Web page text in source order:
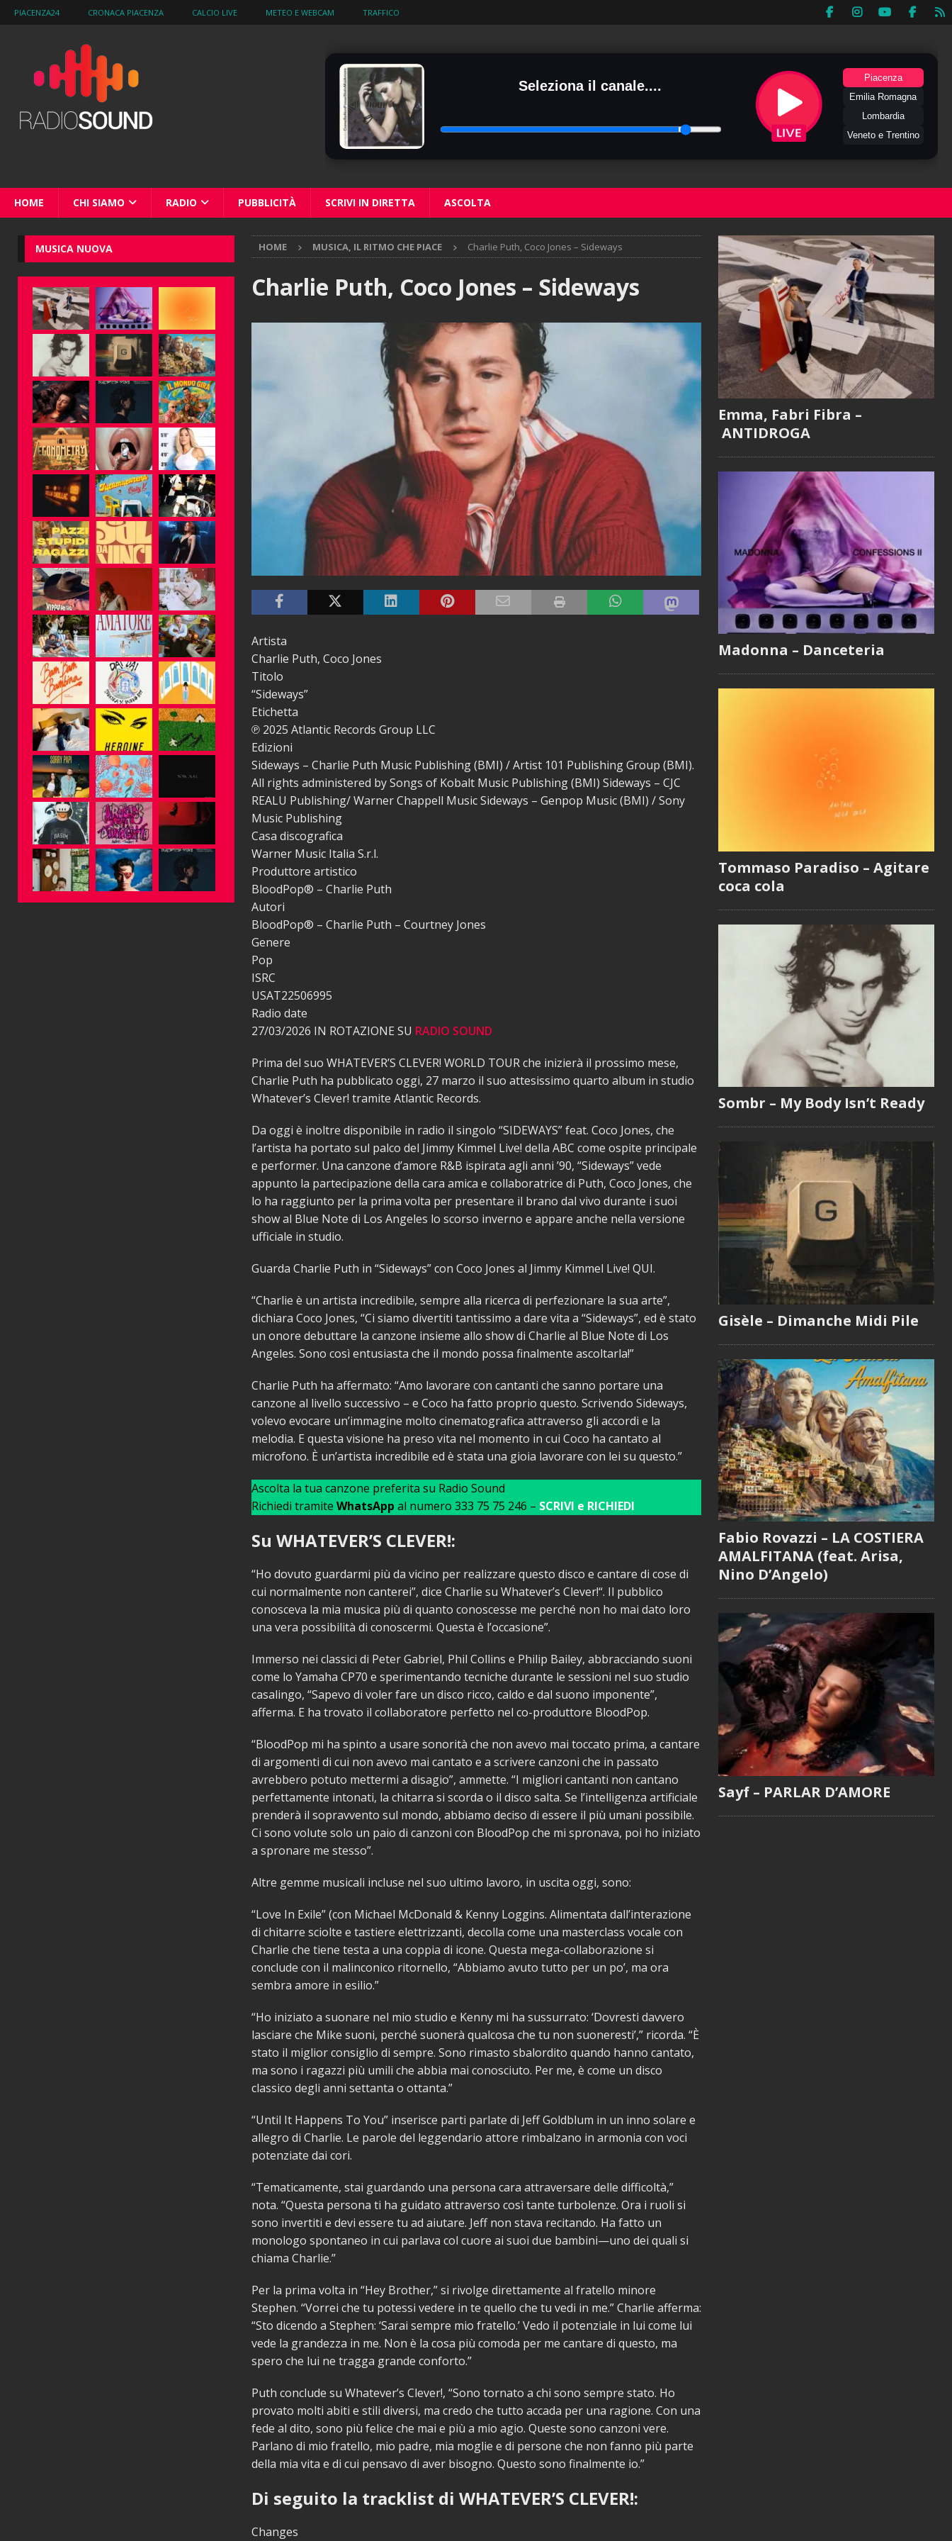
PIACENZA24 CRONACA PIACENZA CALCIO LIVE METEO E WEBCAM TRAFFICO
Seleziona il canale....
Piacenza
Emilia Romagna
Lombardia
Veneto e Trentino
HOME CHI SIAMO RADIO PUBBLICITÀ SCRIVI IN DIRETTA ASCOLTA
HOME MUSICA, IL RITMO CHE PIACE Charlie Puth, Coco Jones – Sideways
Charlie Puth, Coco Jones – Sideways
Artista
Charlie Puth, Coco Jones
Titolo
“Sideways”
Etichetta
℗ 2025 Atlantic Records Group LLC
Edizioni
Sideways – Charlie Puth Music Publishing (BMI) / Artist 101 Publishing Group (BMI).
All rights administered by Songs of Kobalt Music Publishing (BMI) Sideways – CJC
REALU Publishing/ Warner Chappell Music Sideways – Genpop Music (BMI) / Sony
Music Publishing
Casa discografica
Warner Music Italia S.r.l.
Produttore artistico
BloodPop® – Charlie Puth
Autori
BloodPop® – Charlie Puth – Courtney Jones
Genere
Pop
ISRC
USAT22506995
Radio date
27/03/2026 IN ROTAZIONE SU RADIO SOUND
Prima del suo WHATEVER’S CLEVER! WORLD TOUR che inizierà il prossimo mese,
Charlie Puth ha pubblicato oggi, 27 marzo il suo attesissimo quarto album in studio
Whatever’s Clever! tramite Atlantic Records.
Da oggi è inoltre disponibile in radio il singolo “SIDEWAYS” feat. Coco Jones, che
l’artista ha portato sul palco del Jimmy Kimmel Live! della ABC come ospite principale
e performer. Una canzone d’amore R&B ispirata agli anni ’90, “Sideways” vede
appunto la partecipazione della cara amica e collaboratrice di Puth, Coco Jones, che
lo ha raggiunto per la prima volta per presentare il brano dal vivo durante i suoi
show al Blue Note di Los Angeles lo scorso inverno e appare anche nella versione
ufficiale in studio.
Guarda Charlie Puth in “Sideways” con Coco Jones al Jimmy Kimmel Live! QUI.
“Charlie è un artista incredibile, sempre alla ricerca di perfezionare la sua arte”,
dichiara Coco Jones, “Ci siamo divertiti tantissimo a dare vita a “Sideways”, ed è stato
un onore debuttare la canzone insieme allo show di Charlie al Blue Note di Los
Angeles. Sono così entusiasta che il mondo possa finalmente ascoltarla!”
Charlie Puth ha affermato: “Amo lavorare con cantanti che sanno portare una
canzone al livello successivo – e Coco ha fatto proprio questo. Scrivendo Sideways,
volevo evocare un’immagine molto cinematografica attraverso gli accordi e la
melodia. E questa visione ha preso vita nel momento in cui Coco ha cantato al
microfono. È un’artista incredibile ed è stata una gioia lavorare con lei su questo.”
Ascolta la tua canzone preferita su Radio Sound
Richiedi tramite WhatsApp al numero 333 75 75 246 – SCRIVI e RICHIEDI
Su WHATEVER’S CLEVER!:
“Ho dovuto guardarmi più da vicino per realizzare questo disco e cantare di cose di
cui normalmente non canterei”, dice Charlie su Whatever’s Clever!“. Il pubblico
conosceva la mia musica più di quanto conoscesse me perché non ho mai dato loro
una vera possibilità di conoscermi. Questa è l’occasione”.
Immerso nei classici di Peter Gabriel, Phil Collins e Philip Bailey, abbracciando suoni
come lo Yamaha CP70 e sperimentando tecniche durante le sessioni nel suo studio
casalingo, “Sapevo di voler fare un disco ricco, caldo e dal suono imponente”,
afferma. E ha trovato il collaboratore perfetto nel co-produttore BloodPop.
“BloodPop mi ha spinto a usare sonorità che non avevo mai toccato prima, a cantare
di argomenti di cui non avevo mai cantato e a scrivere canzoni che in passato
avrebbero potuto mettermi a disagio”, ammette. “I migliori cantanti non cantano
perfettamente intonati, la chitarra si scorda o il disco salta. Se l’intelligenza artificiale
prenderà il sopravvento sul mondo, abbiamo deciso di essere il più umani possibile.
Ci sono volute solo un paio di canzoni con BloodPop che mi spronava, poi ho iniziato
a spronare me stesso”.
Altre gemme musicali incluse nel suo ultimo lavoro, in uscita oggi, sono:
“Love In Exile” (con Michael McDonald & Kenny Loggins. Alimentata dall’interazione
di chitarre sciolte e tastiere elettrizzanti, decolla come una masterclass vocale con
Charlie che tiene testa a una coppia di icone. Questa mega-collaborazione si
conclude con il malinconico ritornello, “Abbiamo avuto tutto per un po’, ma ora
sembra amore in esilio.”
“Ho iniziato a suonare nel mio studio e Kenny mi ha sussurrato: ‘Dovresti davvero
lasciare che Mike suoni, perché suonerà qualcosa che tu non suoneresti’,” ricorda. “È
stato il miglior consiglio di sempre. Sono rimasto sbalordito quando hanno cantato,
ma sono i ragazzi più umili che abbia mai conosciuto. Per me, è come un disco
classico degli anni settanta o ottanta.”
“Until It Happens To You” inserisce parti parlate di Jeff Goldblum in un inno solare e
allegro di Charlie. Le parole del leggendario attore rimbalzano in armonia con voci
potenziate dai cori.
“Tematicamente, stai guardando una persona cara attraversare delle difficoltà,”
nota. “Questa persona ti ha guidato attraverso così tante turbolenze. Ora i ruoli si
sono invertiti e devi essere tu ad aiutare. Jeff non stava recitando. Ha fatto un
monologo spontaneo in cui parlava col cuore ai suoi due bambini—uno dei quali si
chiama Charlie.”
Per la prima volta in “Hey Brother,” si rivolge direttamente al fratello minore
Stephen. “Vorrei che tu potessi vedere in te quello che tu vedi in me.” Charlie afferma:
“Sto dicendo a Stephen: ‘Sarai sempre mio fratello.’ Vedo il potenziale in lui come lui
vede la grandezza in me. Non è la cosa più comoda per me cantare di questo, ma
spero che lui ne tragga grande conforto.”
Puth conclude su Whatever’s Clever!, “Sono tornato a chi sono sempre stato. Ho
provato molti abiti e stili diversi, ma credo che tutto accada per una ragione. Con una
fede al dito, sono più felice che mai e più a mio agio. Queste sono canzoni vere.
Parlano di mio fratello, mio padre, mia moglie e di persone che non fanno più parte
della mia vita e di cui pensavo di aver bisogno. Questo sono finalmente io.”
Di seguito la tracklist di WHATEVER’S CLEVER!:
Changes
MUSICA NUOVA
Emma, Fabri Fibra –
ANTIDROGA
Madonna – Danceteria
Tommaso Paradiso – Agitare
coca cola
Sombr – My Body Isn’t Ready
Gisèle – Dimanche Midi Pile
Fabio Rovazzi – LA COSTIERA
AMALFITANA (feat. Arisa,
Nino D’Angelo)
Sayf – PARLAR D’AMORE